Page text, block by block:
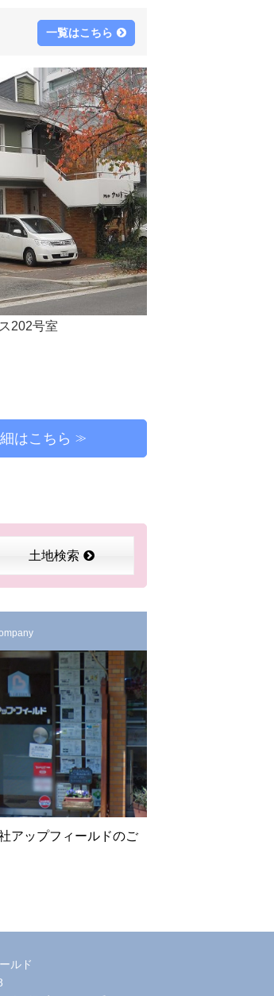
一覧はこちら
202号室
はこちら
土地検索
アップフィールドのご
ルド